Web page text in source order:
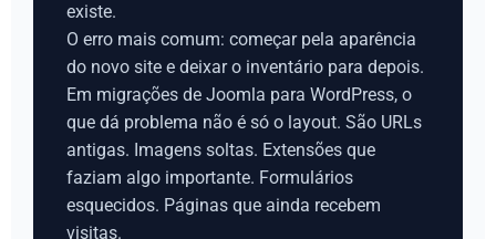
existe.
O erro mais comum: começar pela aparência
do novo site e deixar o inventário para depois.
Em migrações de Joomla para WordPress, o
que dá problema não é só o layout. São URLs
antigas. Imagens soltas. Extensões que
faziam algo importante. Formulários
esquecidos. Páginas que ainda recebem
visitas.